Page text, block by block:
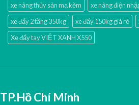
xe nâng thủy sản mạ kẽm
xe nâng điện
xe đẩy 2 tầng 350kg
xe đẩy 150kg giá rẻ
Xe đẩy tay VIỆT XANH X550
TP.Hồ Chí Minh